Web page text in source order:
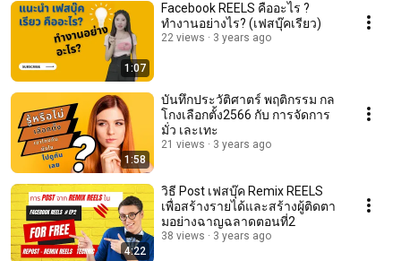
1:07
Facebook REELS คืออะไร ?
ทำงานอย่างไร? (เฟสบุ๊คเรียว)
22 views 3 years ago
1:58
บันทึกประวัติศาตร์ พฤติกรรม กล
โกงเลือกตั้ง2566 กับ การจัดการ
มั่ว เละเทะ
21 views 3 years ago
4:22
วิธี Post เฟสบุ๊ค Remix REELS
เพื่อสร้างรายได้และสร้างผู้ติดตา
มอย่างฉาญฉลาดตอนที่2
38 views 3 years ago